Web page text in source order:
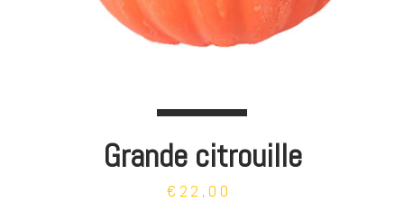
Grande citrouille
€22,00